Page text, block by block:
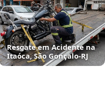
Resgate em Acidente na
Itaóca, São Gonçalo‑RJ